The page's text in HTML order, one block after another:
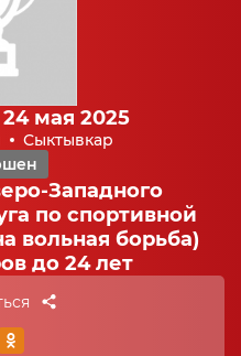
мая 2025
Сыктывкар
Западного
по спортивной
вольная борьба)
до 24 лет